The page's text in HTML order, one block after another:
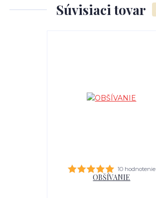
Súvisiaci tovar
10 hodnotenie
OBŠÍVANIE